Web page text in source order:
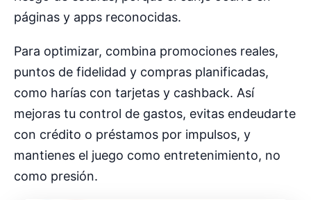
páginas y apps reconocidas.
Para optimizar, combina promociones reales,
puntos de fidelidad y compras planificadas,
como harías con tarjetas y cashback. Así
mejoras tu control de gastos, evitas endeudarte
con crédito o préstamos por impulsos, y
mantienes el juego como entretenimiento, no
como presión.